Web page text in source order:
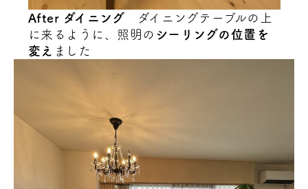
After ダイニング ダイニングテーブルの上
に来るように、照明の シーリングの位置を
変え
ました